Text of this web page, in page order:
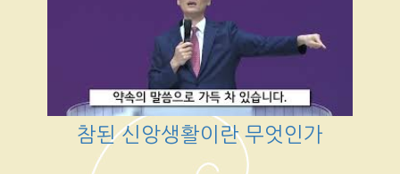
참된 신앙생활이란 무엇인가